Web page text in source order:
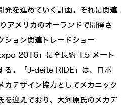
発を進めていく計画。それに関連
アメリカのオーランドで開催さ
ション関連トレードショー
2016」に全長約 1.5 メート
る。「J-deite RIDE」は、ロボ
カデザイン協力としてメカニック
を迎えており、大河原氏のメカデ